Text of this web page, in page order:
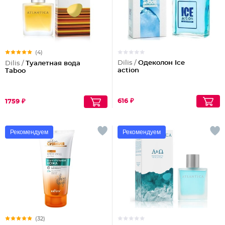
(4)
Dilis / Туалетная вода
Taboo
1759 ₽
Dilis / Одеколон Ice
action
616 ₽
Рекомендуем
(32)
Рекомендуем